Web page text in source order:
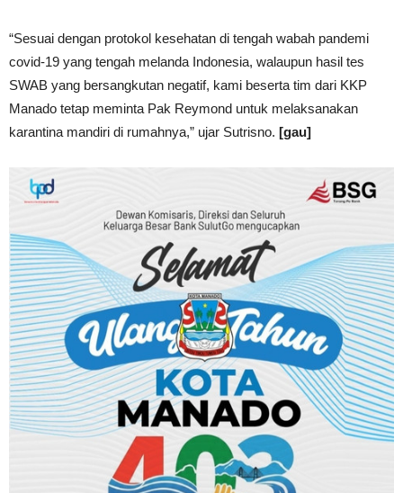
“Sesuai dengan protokol kesehatan di tengah wabah pandemi
covid-19 yang tengah melanda Indonesia, walaupun hasil tes
SWAB yang bersangkutan negatif, kami beserta tim dari KKP
Manado tetap meminta Pak Reymond untuk melaksanakan
karantina mandiri di rumahnya,” ujar Sutrisno. [gau]